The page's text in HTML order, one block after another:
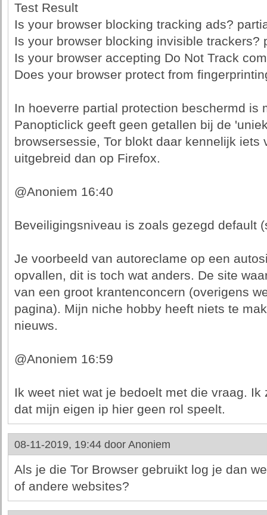
Test Result
Is your browser blocking tracking ads?
Is your browser blocking invisible trackers?
Is your browser accepting Do Not Track
Does your browser protect from
In hoeverre partial protection beschermd is
Panopticlick geeft geen getallen bij de
browsersessie, Tor blokt daar kennelijk iets
uitgebreid dan op Firefox.
@Anoniem 16:40
Beveiligingsniveau is zoals gezegd default
Je voorbeeld van autoreclame op een
opvallen, dit is toch wat anders. De site
van een groot krantenconcern (overigens
pagina). Mijn niche hobby heeft niets te
nieuws.
@Anoniem 16:59
Ik weet niet wat je bedoelt met die vraag.
dat mijn eigen ip hier geen rol speelt.
08-11-2019, 19:44 door Anoniem
Als je die Tor Browser gebruikt log je dan
of andere websites?